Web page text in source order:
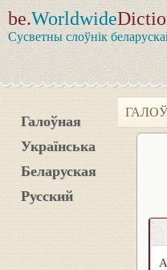
be.Worldwide
Сусветны слоўнік
Галоўная
Українська
Беларуская
Русский